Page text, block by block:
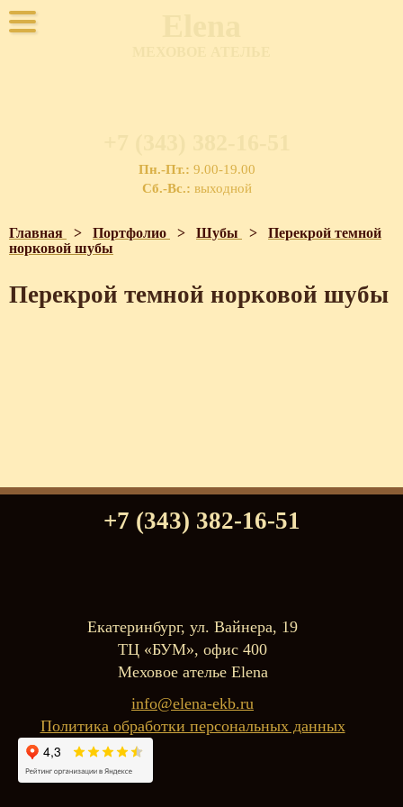
Пн.-Пт.: 9.00-19.00
Сб.-Вс.: выходной
Главная > Портфолио > Шубы > Перекрой темной
норковой шубы
Перекрой темной норковой шубы
+7 (343) 382-16-51
Екатеринбург, ул. Вайнера, 19
ТЦ «БУМ», офис 400
Меховое ателье Elena
info@elena-ekb.ru
Политика обработки персональных данных